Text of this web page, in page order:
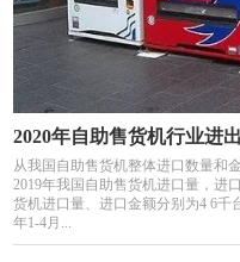
2020年自助售货机行业进
从我国自助售货机整体进口数量和
2019年我国自助售货机进口量，进
货机进口量、进口金额分别为4 6千
年1-4月...